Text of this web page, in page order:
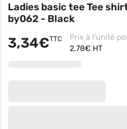
Ladies basic tee Tee
by062 - Black
3,34€TTC
2,78€ HT